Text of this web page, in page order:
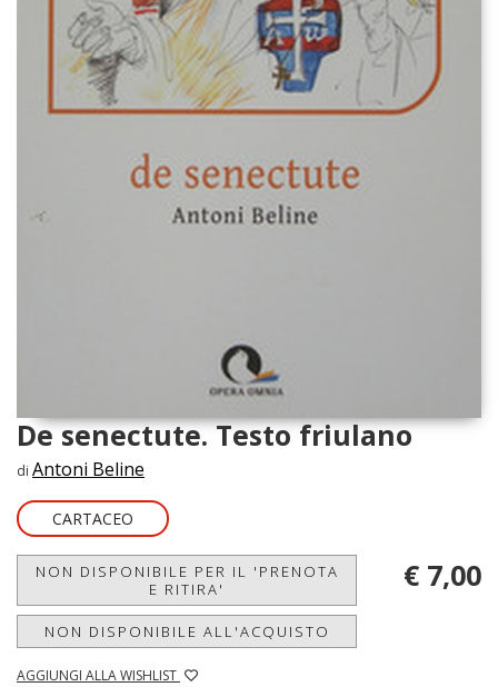
De senectute. Testo friulano
di Antoni Beline
CARTACEO
NON DISPONIBILE PER IL 'PRENOTA
E RITIRA'
NON DISPONIBILE ALL'ACQUISTO
AGGIUNGI ALLA WISHLIST
€ 7,00